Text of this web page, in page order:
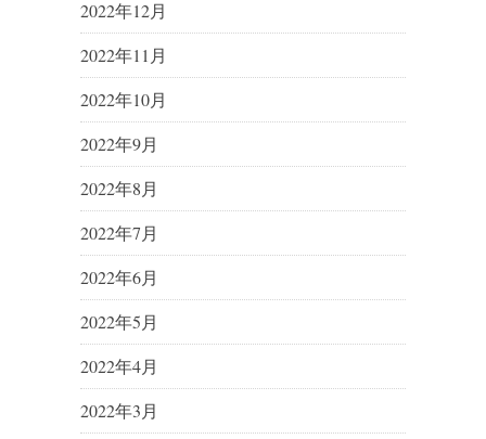
2022年12月
2022年11月
2022年10月
2022年9月
2022年8月
2022年7月
2022年6月
2022年5月
2022年4月
2022年3月